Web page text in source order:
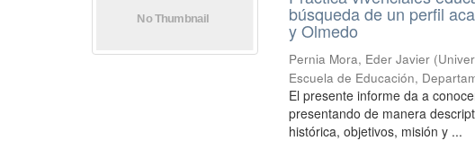
búsqueda de un perfil
y Olmedo
Pernia Mora, Eder Javier (
Escuela de Educación,
El presente informe da a
presentando de manera
histórica, objetivos, misión y ...